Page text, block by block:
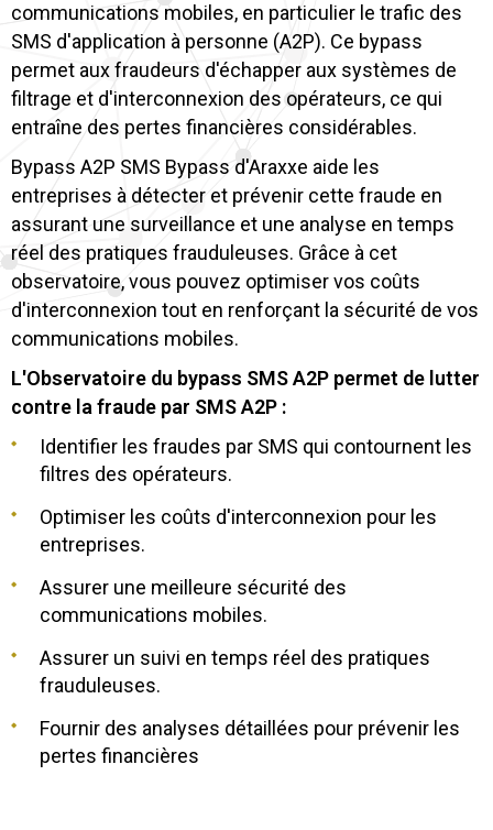
communications mobiles, en particulier le trafic des
SMS d'application à personne (A2P). Ce bypass
permet aux fraudeurs d'échapper aux systèmes de
filtrage et d'interconnexion des opérateurs, ce qui
entraîne des pertes financières considérables.
Bypass A2P SMS Bypass d'Araxxe aide les
entreprises à détecter et prévenir cette fraude en
assurant une surveillance et une analyse en temps
réel des pratiques frauduleuses. Grâce à cet
observatoire, vous pouvez optimiser vos coûts
d'interconnexion tout en renforçant la sécurité de vos
communications mobiles.
L'Observatoire du bypass SMS A2P permet de lutter
contre la fraude par SMS A2P :
Identifier les fraudes par SMS qui contournent les
filtres des opérateurs.
Optimiser les coûts d'interconnexion pour les
entreprises.
Assurer une meilleure sécurité des
communications mobiles.
Assurer un suivi en temps réel des pratiques
frauduleuses.
Fournir des analyses détaillées pour prévenir les
pertes financières